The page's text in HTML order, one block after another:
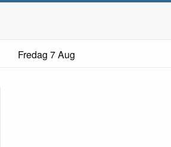
Fredag 7 Aug